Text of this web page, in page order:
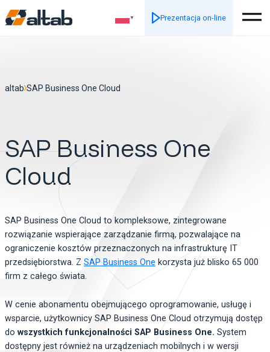
▼ Prezentacja on-line
altab SAP Business One Cloud
SAP Business One
Cloud
SAP Business One Cloud to kompleksowe, zintegrowane
rozwiązanie wspierające zarządzanie firmą, pozwalające na
ograniczenie kosztów przeznaczonych na infrastrukturę IT
przedsiębiorstwa. Z SAP Business One korzysta już blisko 65 000
firm z całego świata.
W cenie abonamentu obejmującego oprogramowanie, usługę i
wsparcie, użytkownicy SAP Business One Cloud otrzymują dostęp
do wszystkich funkcjonalności SAP Business One. System
dostępny jest również na urządzeniach mobilnych i w wersji